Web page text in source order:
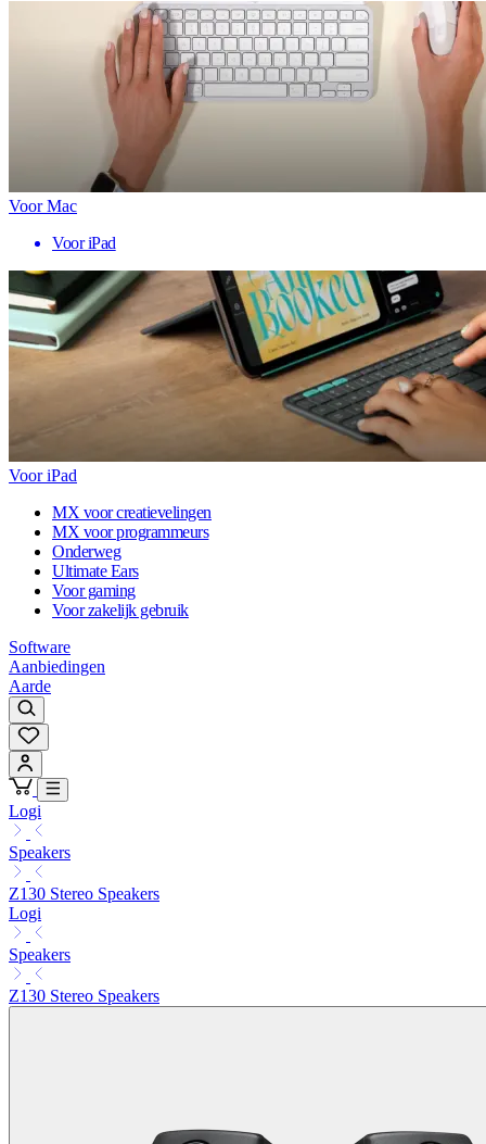
Voor Mac
Voor iPad
Voor iPad
MX voor creatievelingen
MX voor programmeurs
Onderweg
Ultimate Ears
Voor gaming
Voor zakelijk gebruik
Software
Aanbiedingen
Aarde
Logi
Speakers
Z130 Stereo Speakers
Logi
Speakers
Z130 Stereo Speakers